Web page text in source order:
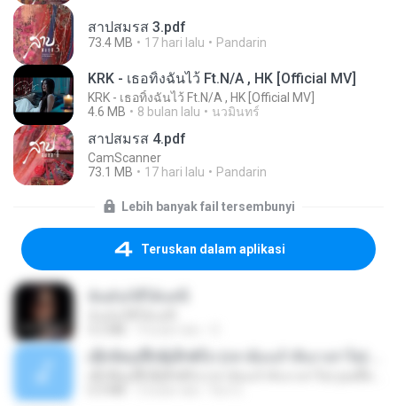
สาปสมรส 3.pdf
73.4 MB 17 hari lalu Pandarin
KRK - เธอทิ้งฉันไว้ Ft.N/A , HK [Official MV]
KRK - เธอทิ้งฉันไว้ Ft.N/A , HK [Official MV]
4.6 MB
8 bulan lalu นวมินทร์
สาปสมรส 4.pdf
CamScanner
73.1 MB
17 hari lalu Pandarin
Lebih banyak fail tersembunyi
Teruskan dalam aplikasi